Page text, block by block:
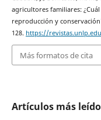
agricultores familiares:
reproducción y
128. https://
Más formatos de cita
Artículos más